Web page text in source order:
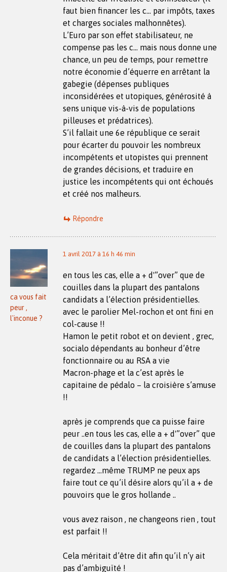
faut bien financer les c… par impôts, taxes
et charges sociales malhonnêtes).
L’Euro par son effet stabilisateur, ne
compense pas les c… mais nous donne une
chance, un peu de temps, pour remettre
notre économie d’équerre en arrêtant la
gabegie (dépenses publiques
inconsidérées et utopiques, générosité à
sens unique vis-à-vis de populations
pilleuses et prédatrices).
S’il fallait une 6e république ce serait
pour écarter du pouvoir les nombreux
incompétents et utopistes qui prennent
de grandes décisions, et traduire en
justice les incompétents qui ont échoués
et créé nos malheurs.
Répondre
ca vous fait
peur ,
l'inconue ?
1 avril 2017 à 16 h 46 min
en tous les cas, elle a + d'”over” que de
couilles dans la plupart des pantalons
candidats a l’élection présidentielles.
avec le parolier Mel-rochon et ont fini en
col-cause !!
Hamon le petit robot et on devient , grec,
socialo dépendants au bonheur d’être
fonctionnaire ou au RSA a vie
Macron-phage et la c’est après le
capitaine de pédalo – la croisière s’amuse
!!
après je comprends que ca puisse faire
peur ..en tous les cas, elle a + d'”over” que
de couilles dans la plupart des pantalons
de candidats a l’élection présidentielles.
regardez …même TRUMP ne peux aps
faire tout ce qu’il désire alors qu’il a + de
pouvoirs que le gros hollande ..
vous avez raison , ne changeons rien , tout
est parfait !!
Cela méritait d’être dit afin qu’il n’y ait
pas d’ambiguïté !